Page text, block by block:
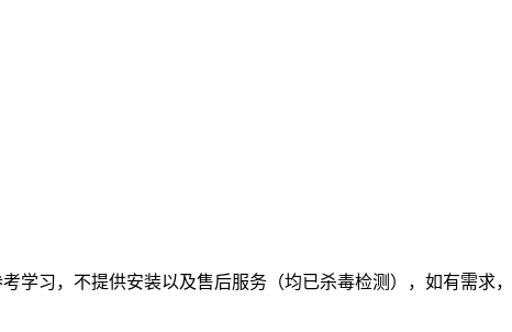
学习，不提供安装以及售后服务（均已杀毒检测），如有需求